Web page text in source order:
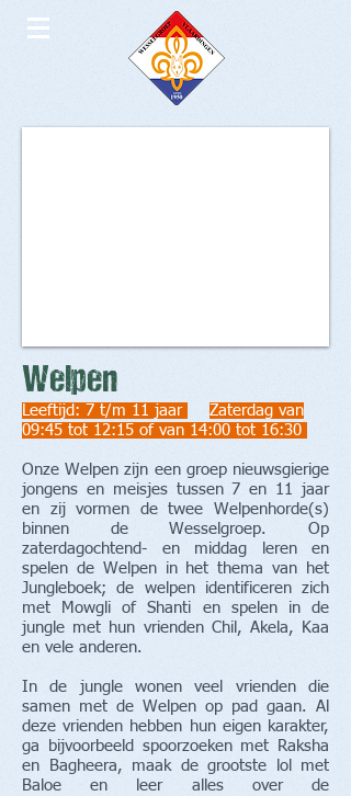
Welpen
Leeftijd: 7 t/m 11 jaar
Zaterdag van
09:45 tot 12:15 of van 14:00 tot 16:30
Onze Welpen zijn een groep nieuwsgierige
jongens en meisjes tussen 7 en 11 jaar
en zij vormen de twee Welpenhorde(s)
binnen de Wesselgroep. Op
zaterdagochtend- en middag leren en
spelen de Welpen in het thema van het
Jungleboek; de welpen identificeren zich
met Mowgli of Shanti en spelen in de
jungle met hun vrienden Chil, Akela, Kaa
en vele anderen.
In de jungle wonen veel vrienden die
samen met de Welpen op pad gaan. Al
deze vrienden hebben hun eigen karakter,
ga bijvoorbeeld spoorzoeken met Raksha
en Bagheera, maak de grootste lol met
Baloe en leer alles over de